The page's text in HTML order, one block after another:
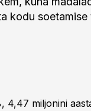
kodu soetamise
4,47 miljonini